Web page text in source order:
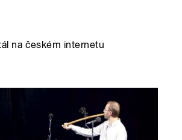
na českém internetu